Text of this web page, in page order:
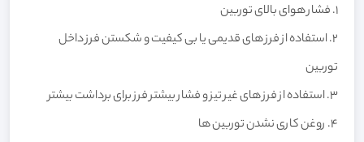
1. فشار هوای بالای توربین
2. استفاده از فرز های قدیمی یا بی کیفیت و شکستن فرز داخل
توربین
3. استفاده از فرز های غیر تیز و فشار بیشتر فرز برای برداشت بیشتر
4. روغن کاری نشدن توربین ها